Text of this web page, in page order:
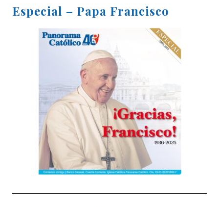
Especial – Papa Francisco